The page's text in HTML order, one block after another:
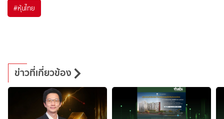
#หุ้นไทย
ข่าวที่เกี่ยวข้อง